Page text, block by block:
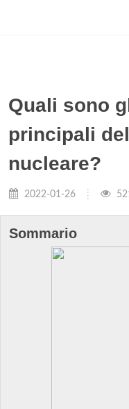
Quali sono
principali
nucleare?
2022-01-26
Sommario